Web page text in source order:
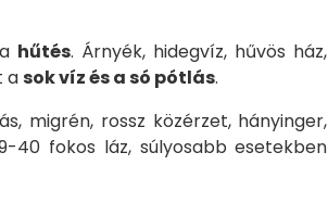
hűtés. Árnyék, hidegvíz, hűvös ház,
asok víz és a só pótlás.
migrén, rossz közérzet, hányinger,
40 fokos láz, súlyosabb esetekben